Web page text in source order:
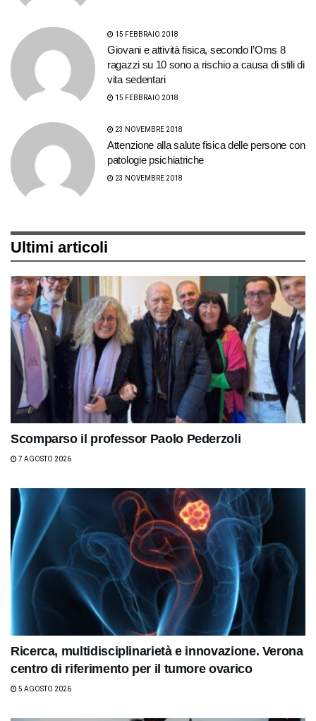
15 FEBBRAIO 2018
Giovani e attività fisica, secondo l’Oms 8
ragazzi su 10 sono a rischio a causa di stili di
vita sedentari
15 FEBBRAIO 2018
23 NOVEMBRE 2018
Attenzione alla salute fisica delle persone con
patologie psichiatriche
23 NOVEMBRE 2018
Ultimi articoli
Scomparso il professor Paolo Pederzoli
7 AGOSTO 2026
Ricerca, multidisciplinarietà e innovazione. Verona
centro di riferimento per il tumore ovarico
5 AGOSTO 2026